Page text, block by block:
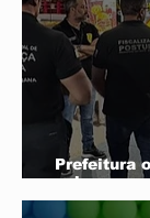
Prefeitura
sobre
food trucks